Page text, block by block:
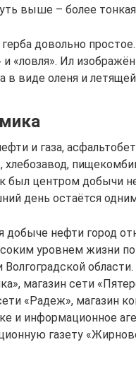
выше – более
довольно
и «ловля». Ил
в виде оленя и
и газа,
был центром добычи
день остаётся
добыче нефти город
уровнем жизни
Волгоградской
магазин сети
«Радеж», магазин
и информационное
газету